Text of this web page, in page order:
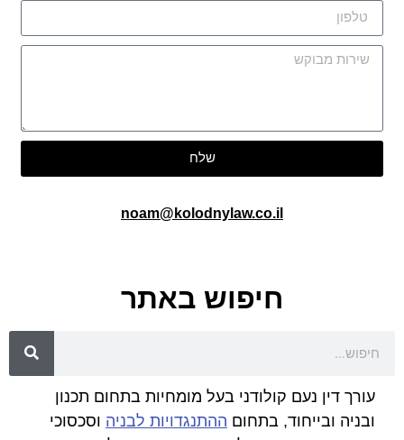
שלח
noam@kolodnylaw.co.il
חיפוש באתר
עורך דין נעם קולודני בעל מומחיות בתחום תכנון
ובניה ובייחוד, בתחום ההתנגדויות לבניה וסכסוכי